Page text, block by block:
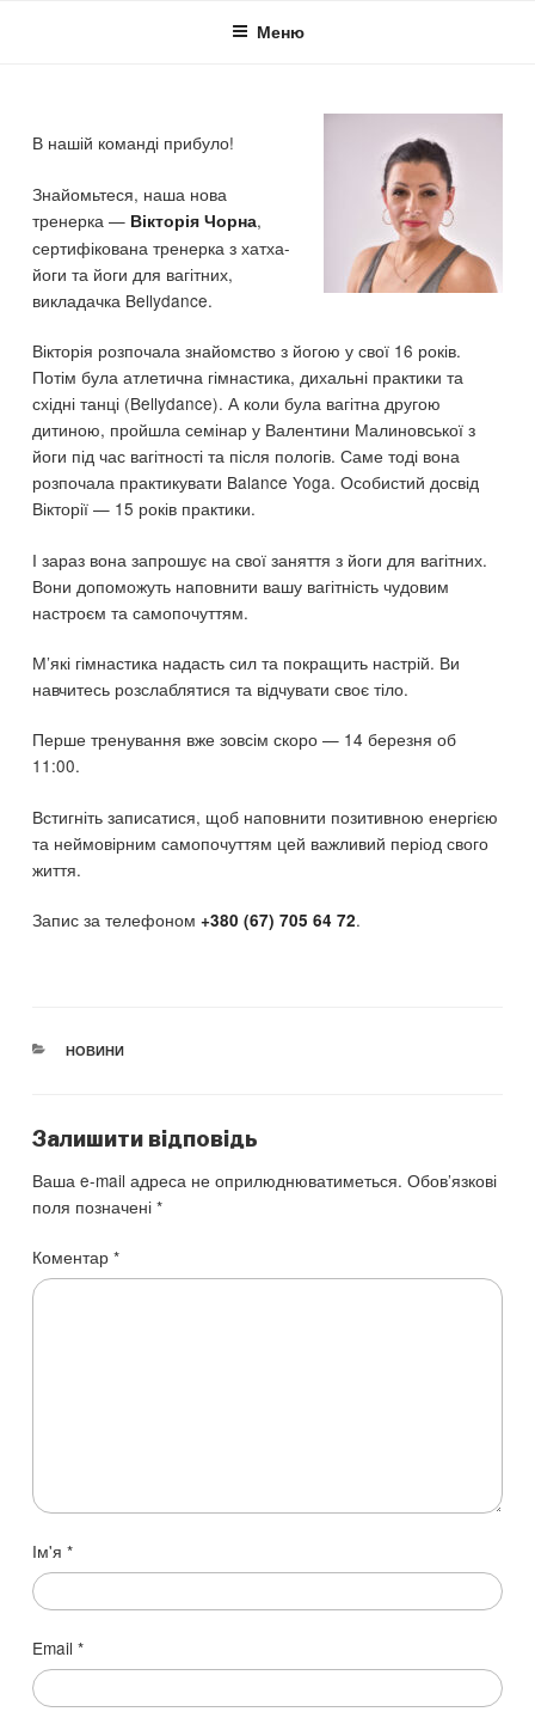
Меню
В нашій команді прибуло!
Знайомьтеся, наша нова
тренерка — Вікторія Чорна,
сертифікована тренерка з хатха-
йоги та йоги для вагітних,
викладачка Bellydance.
Вікторія розпочала знайомство з йогою у свої 16 років.
Потім була атлетична гімнастика, дихальні практики та
східні танці (Bellydance). А коли була вагітна другою
дитиною, пройшла семінар у Валентини Малиновської з
йоги під час вагітності та після пологів. Саме тоді вона
розпочала практикувати Balance Yoga. Особистий досвід
Вікторії — 15 років практики.
І зараз вона запрошує на свої заняття з йоги для вагітних.
Вони допоможуть наповнити вашу вагітність чудовим
настроєм та самопочуттям.
М’які гімнастика надасть сил та покращить настрій. Ви
навчитесь розслаблятися та відчувати своє тіло.
Перше тренування вже зовсім скоро — 14 березня об
11:00.
Встигніть записатися, щоб наповнити позитивною енергією
та неймовірним самопочуттям цей важливий період свого
життя.
Запис за телефоном+380 (67) 705 64 72.
CATEGORIES
НОВИНИ
Залишити відповідь
Ваша e-mail адреса не оприлюднюватиметься. Обов’язкові
поля позначені*
Коментар*
Ім'я*
Email*